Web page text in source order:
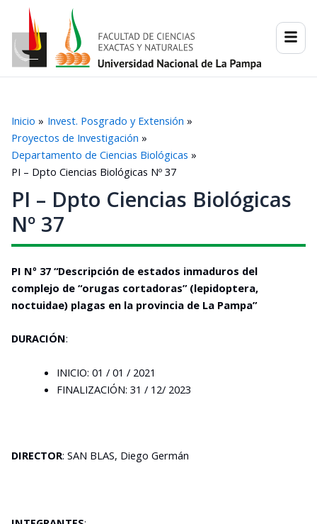
contenido
Inicio
Invest. Posgrado y Extensión
Proyectos de Investigación
Departamento de Ciencias Biológicas
PI – Dpto Ciencias Biológicas Nº 37
PI – Dpto Ciencias Biológicas
Nº 37
PI Nº 37 “Descripción de estados inmaduros del
complejo de “orugas cortadoras” (lepidoptera,
noctuidae) plagas en la provincia de La Pampa”
DURACIÓN:
INICIO: 01 / 01 / 2021
FINALIZACIÓN: 31 / 12/ 2023
DIRECTOR: SAN BLAS, Diego Germán